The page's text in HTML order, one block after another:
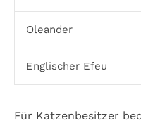
Oleander
Englischer Efeu
Für Katzenbesitzer